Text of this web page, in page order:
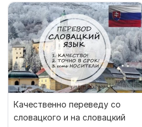
Качественно переведу со
словацкого и на словацкий